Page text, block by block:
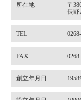
所在地
〒
長野
TEL
FAX
創立年月日